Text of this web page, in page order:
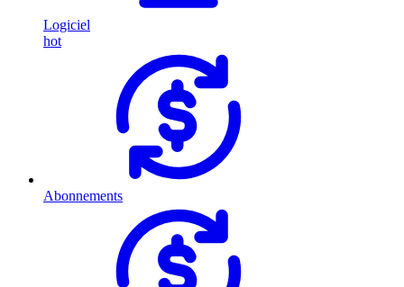
Logiciel
hot
Abonnements